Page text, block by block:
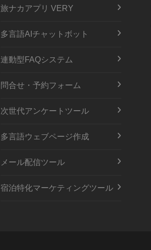
旅ナカアプリ VERY
多言語AIチャットボット
連動型FAQシステム
問合せ・予約フォーム
次世代アンケートツール
多言語ウェブページ作成
メール配信ツール
宿泊特化マーケティングツール